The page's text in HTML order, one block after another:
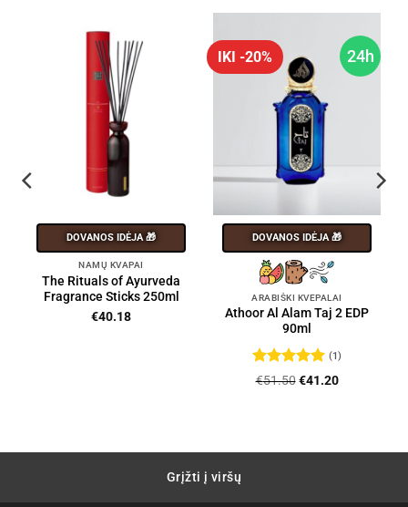
DOVANOS IDĖJA 🎁
NAMŲ KVAPAI
The Rituals of Ayurveda
Fragrance Sticks 250ml
€40.18
24h
IKI -20%
DOVANOS IDĖJA 🎁
ARABIŠKI KVEPALAI
Athoor Al Alam Taj 2 EDP
90ml
Įvertinimas:
(1)
€51.50 Original
€41.20Current
Grįžti į viršų